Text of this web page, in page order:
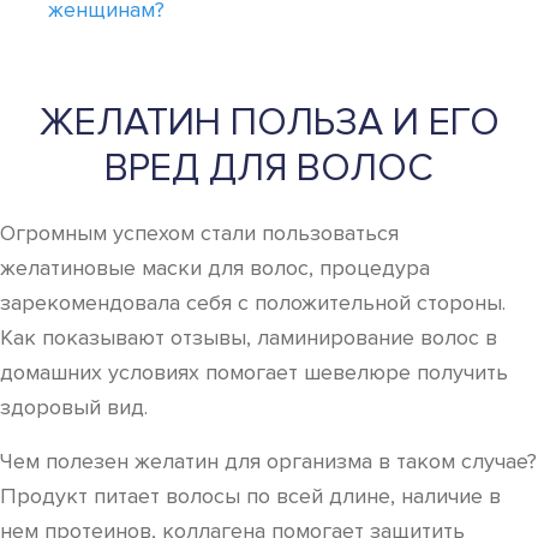
женщинам?
ЖЕЛАТИН ПОЛЬЗА И ЕГО
ВРЕД ДЛЯ ВОЛОС
Огромным успехом стали пользоваться
желатиновые маски для волос, процедура
зарекомендовала себя с положительной стороны.
Как показывают отзывы, ламинирование волос в
домашних условиях помогает шевелюре получить
здоровый вид.
Чем полезен желатин для организма в таком случае?
Продукт питает волосы по всей длине, наличие в
нем протеинов, коллагена помогает защитить